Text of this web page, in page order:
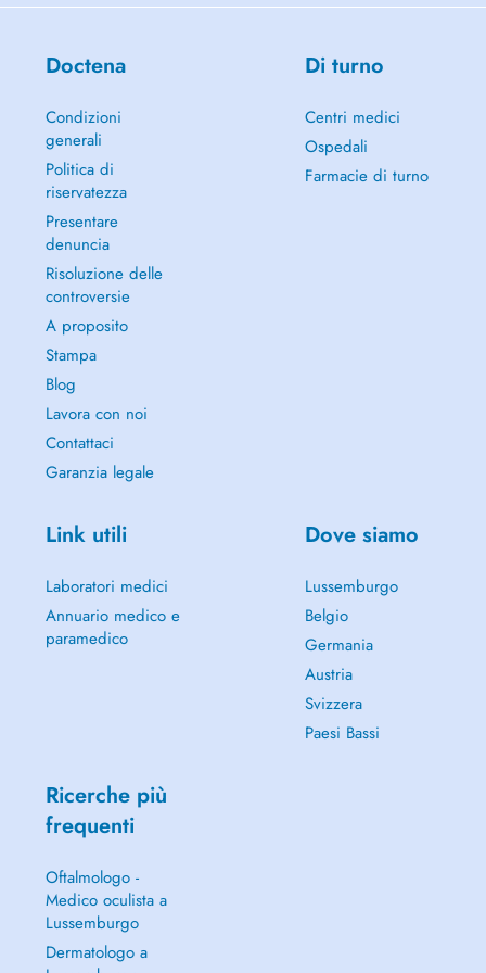
Doctena
Condizioni
generali
Politica di
riservatezza
Presentare
denuncia
Risoluzione delle
controversie
A proposito
Stampa
Blog
Lavora con noi
Contattaci
Garanzia legale
Di turno
Centri medici
Ospedali
Farmacie di turno
Link utili
Laboratori medici
Annuario medico e
paramedico
Dove siamo
Lussemburgo
Belgio
Germania
Austria
Svizzera
Paesi Bassi
Ricerche più
frequenti
Oftalmologo -
Medico oculista a
Lussemburgo
Dermatologo a